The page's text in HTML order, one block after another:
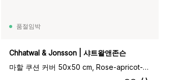
품절임박
Chhatwal & Jonsson | 샤트왈앤존슨
마할 쿠션 커버 50x50 cm, Rose-apricot-khaki-heaven blue